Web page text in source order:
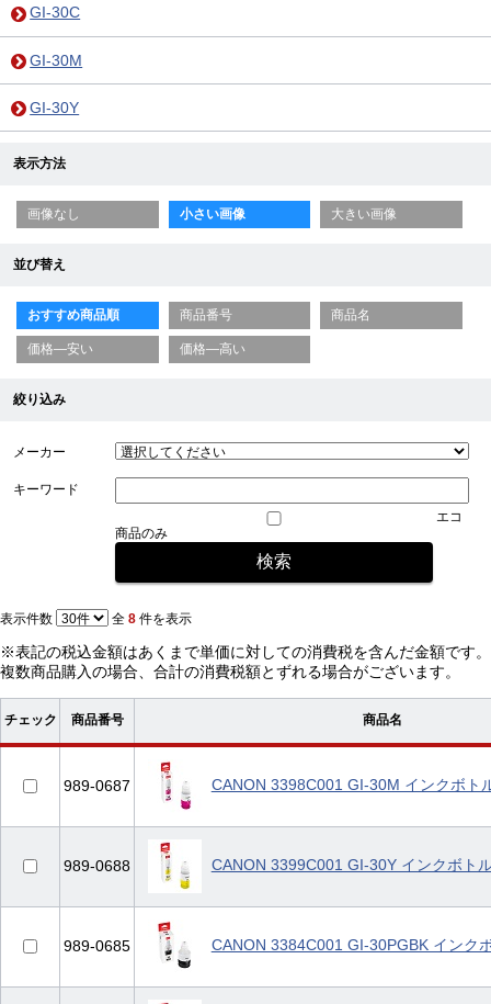
GI-30C
GI-30M
GI-30Y
表示方法
画像なし 小さい画像 大きい画像
並び替え
おすすめ商品順 商品番号 商品名
価格—安い 価格—高い
絞り込み
メーカー
キーワード
エコ
商品のみ
表示件数 全 8 件を表示
※表記の税込金額はあくまで単価に対しての消費税を含んだ金額です。
複数商品購入の場合、合計の消費税額とずれる場合がございます。
チェック 商品番号 商品名
989-0687 CANON 3398C001 GI-30M インクボト
989-0688 CANON 3399C001 GI-30Y インクボト
989-0685 CANON 3384C001 GI-30PGBK インク